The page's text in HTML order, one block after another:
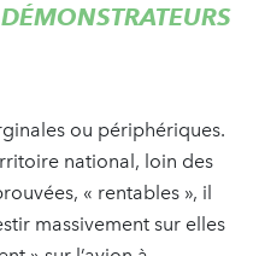
DÉMONSTRATEURS
ou périphériques.
national, loin des
« rentables », il
massivement sur elles